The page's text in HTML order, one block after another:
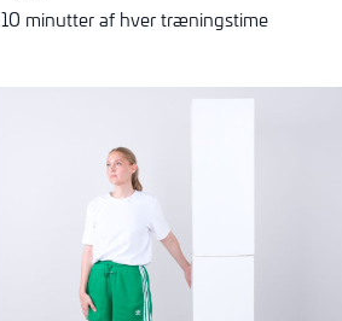
10 minutter af hver træningstime